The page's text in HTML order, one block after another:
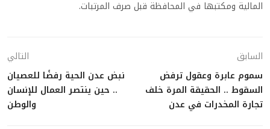
المالية ومكتبها في المحافظة قبل صرف المرتبات.
السابق
سموم عابرة وعقول ترفض
السقوط .. الحقيقة المرة خلف
تجارة المخدرات في عدن
التالي
نبض عدن الحية رفضًا للعصيان
.. حين ينتصر العمال للإنسان
والوطن